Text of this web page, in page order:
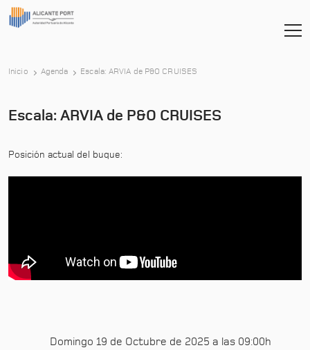
Inicio Agenda Escala: ARVIA de P&O CRUISES
Escala: ARVIA de P&O CRUISES
Posición actual del buque:
Domingo 19 de Octubre de 2025 a las 09:00h